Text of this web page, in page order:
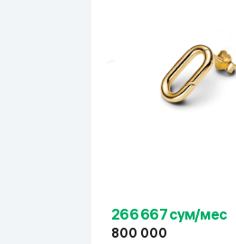
266 667 сум/мес
800 000